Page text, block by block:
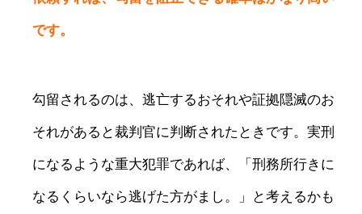
です。
勾留されるのは、逃亡するおそれや証拠隠滅のお
それがあると裁判官に判断されたときです。実刑
になるような重大犯罪であれば、「刑務所行きに
なるくらいなら逃げた方がまし。」と考えるかも